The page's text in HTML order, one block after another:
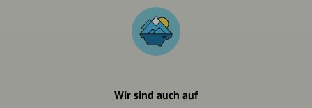
Wir sind auch auf